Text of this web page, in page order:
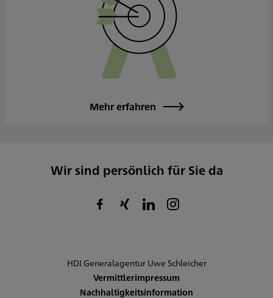
Mehr erfahren
Wir sind persönlich für Sie da
HDI Generalagentur Uwe Schleicher
Vermittlerimpressum
Nachhaltigkeitsinformation